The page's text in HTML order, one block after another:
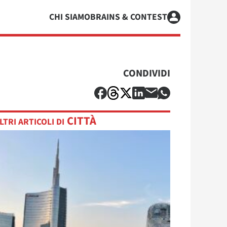
CHI SIAMOBRAINS & CONTEST
CONDIVIDI
ARTICOLI DI CITTÀ